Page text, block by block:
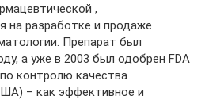
,
на разработке и продаже
Препарат был
а уже в 2003 был одобрен FDA
контролю качества
– как эффективное и